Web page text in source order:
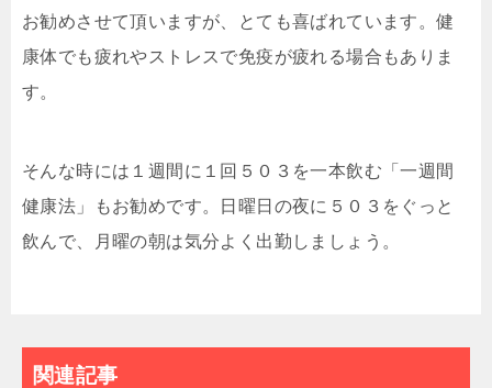
お勧めさせて頂いますが、とても喜ばれています。健
康体でも疲れやストレスで免疫が疲れる場合もありま
す。
そんな時には１週間に１回５０３を一本飲む「一週間
健康法」もお勧めです。日曜日の夜に５０３をぐっと
飲んで、月曜の朝は気分よく出勤しましょう。
関連記事